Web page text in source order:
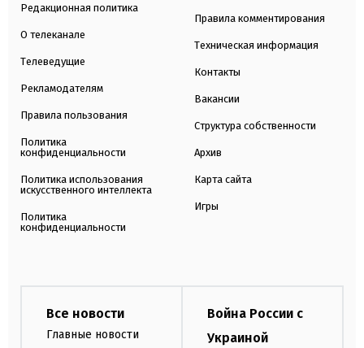
Редакционная политика
О телеканале
Телеведущие
Рекламодателям
Правила пользования
Политика
конфиденциальности
Политика использования
искусственного интеллекта
Политика
конфиденциальности
Правила комментирования
Техническая информация
Контакты
Вакансии
Структура собственности
Архив
Карта сайта
Игры
Все новости
Главные новости
Война России с
Украиной